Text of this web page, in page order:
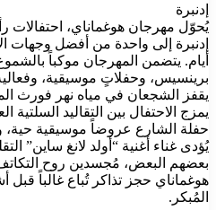
إدنبرة
يُحوّل مهرجان هوغماناي، احتفالات
إدنبرة إلى واحدة من أفضل وجهات
أيام. يتضمن المهرجان موكباً
برينسيس، وحفلاتٍ موسيقية،
يقفز الشجعان في مياه نهر فورث
يمزج الاحتفال بين التقاليد السلتية
حفلة الشارع عروضاً موسيقية
يُؤدى غناء أغنية “أولد لانغ ساين”
بعضهم البعض، مُجسدين روح التكاتف
هوغماناي حجز تذاكر تُباع غالباً قبل
المُبكر.